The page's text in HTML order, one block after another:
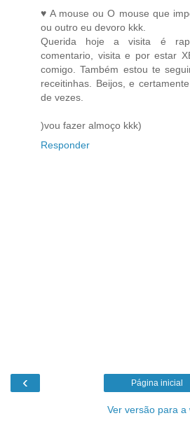
♥ A mouse ou O mouse que
ou outro eu devoro kkk.
Querida hoje a visita é
comentario, visita e por estar
comigo. Também estou te
receitinhas. Beijos, e
de vezes.
)vou fazer almoço kkk)
Responder
‹ Página inicial
Ver versão para a